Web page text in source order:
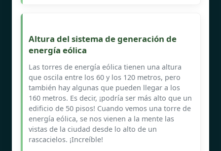
Altura del sistema de generación de
energía eólica
Las torres de energía eólica tienen una altura
que oscila entre los 60 y los 120 metros, pero
también hay algunas que pueden llegar a los
160 metros. Es decir, ¡podría ser más alto que un
edificio de 50 pisos! Cuando vemos una torre de
energía eólica, se nos vienen a la mente las
vistas de la ciudad desde lo alto de un
rascacielos. ¡Increíble!